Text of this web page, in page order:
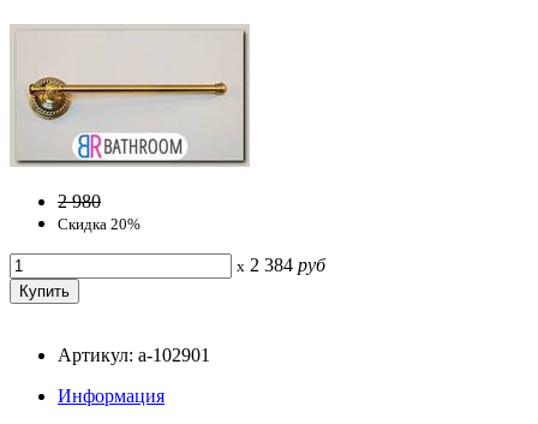
2 980
Скидка 20%
x 2 384 руб
Артикул: a-102901
Информация